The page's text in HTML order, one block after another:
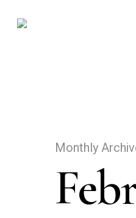
Monthly